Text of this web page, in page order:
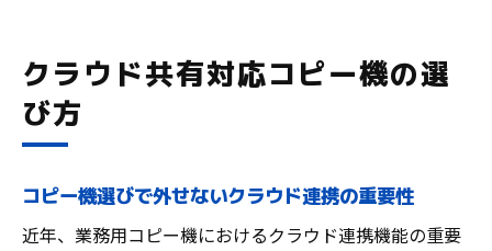
クラウド共有対応コピー機の選
び方
コピー機選びで外せないクラウド連携の重要性
近年、業務用コピー機におけるクラウド連携機能の重要